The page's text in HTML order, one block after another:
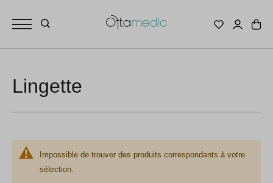
Lingette
Impossible de trouver des produits correspondants à votre
sélection.